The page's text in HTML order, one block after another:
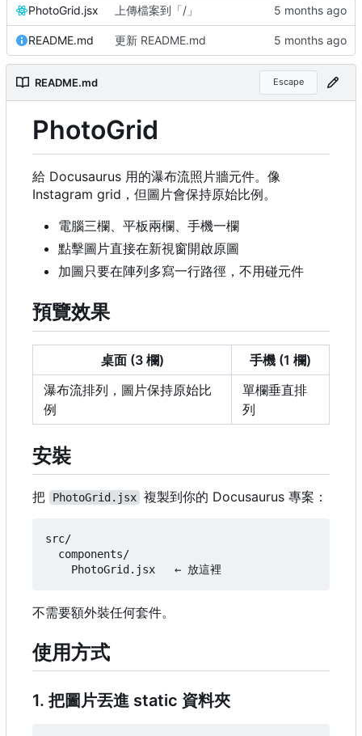
PhotoGrid.jsx 上傳檔案到「/」
README.md 更新 README.md
README.md Escape
PhotoGrid
給 Docusaurus 用的瀑布流照片牆元件。像
Instagram grid ， 但圖片會保持原始比例。
電腦三欄、平板兩欄、手機一欄
點擊圖片直接在新視窗開啟原圖
加圖只要在陣列多寫一行路徑，不用碰元件
預覽效果
桌面 (3 欄)
手機 (1 欄)
瀑布流排列，圖片保持原始比
例
單欄垂直排
列
安裝
把 PhotoGrid.jsx 複製到你的 Docusaurus 專案：
src/
  components/
不需要額外裝任何套件。
使用方式
1. 把圖片丟進 static 資料夾